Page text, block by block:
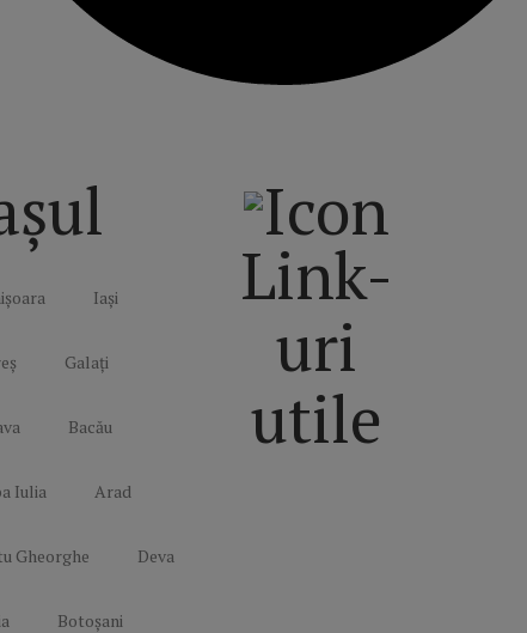
Iași
Galați
Bacău
Iulia Arad
Gheorghe Deva
Botoșani
Link-
uri
utile